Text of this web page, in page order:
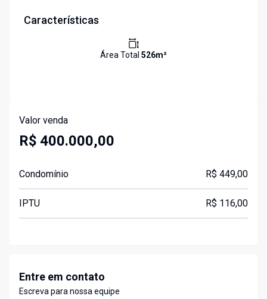
Características
Área Total 526m²
Valor venda
R$ 400.000,00
Condomínio R$ 449,00
IPTU R$ 116,00
Entre em contato
Escreva para nossa equipe